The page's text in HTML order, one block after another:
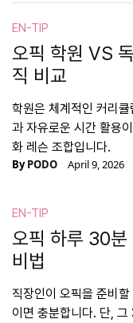
EN-TIP
오픽 학원 VS
직 비교
학원은 체계적인 커리
과 자유로운 시간 활용
화 레슨 조합입니다.
ByPODO April 9, 2026
EN-TIP
오픽 하루 30
비법
직장인이 오픽을 준비
이면 충분합니다. 단,